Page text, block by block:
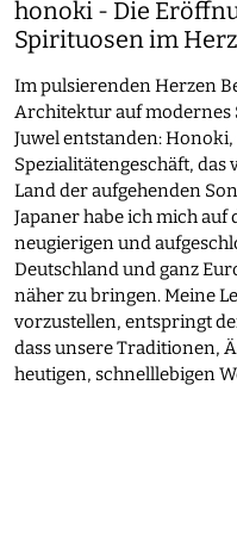
honoki - Die
Spirituosen im
Im pulsierenden Herzen
Architektur auf modernes
Juwel entstanden:
Spezialitätengeschäft,
Land der aufgehenden
Japaner habe ich mich auf
neugierigen und
Deutschland und ganz
näher zu bringen. Meine
vorzustellen, entspringt
dass unsere Traditionen,
heutigen, schnelllebigen